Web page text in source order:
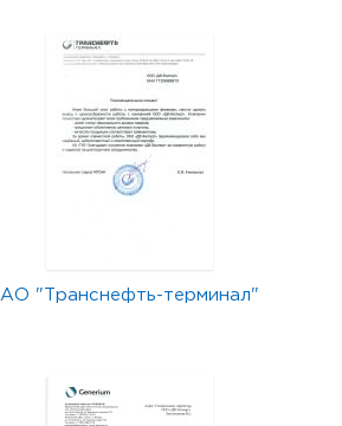
АО "Транснефть-терминал"